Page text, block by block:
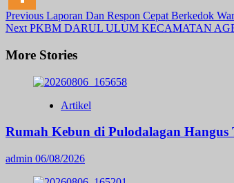
Post
Navigation
Previous Laporan Dan Respon Cepat Berkedok
Next PKBM DARUL ULUM KECAMATAN
More Stories
Artikel
Rumah Kebun di Pulodalagan Hangus
admin 06/08/2026